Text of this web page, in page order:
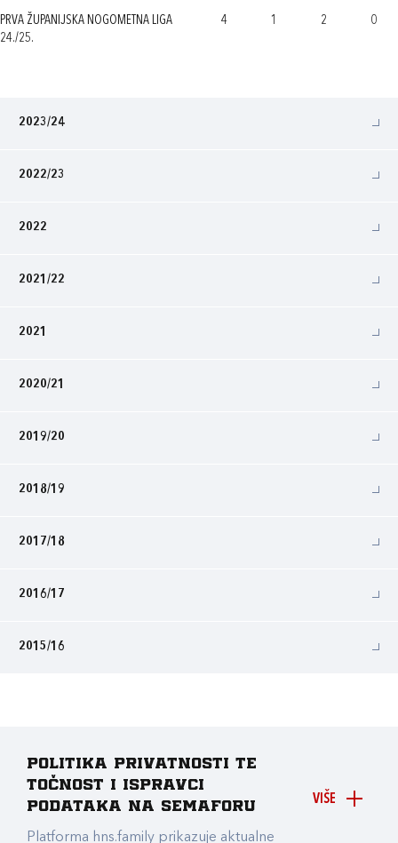
PRVA ŽUPANIJSKA NOGOMETNA LIGA
24./25.
4 1 2 0
2023/24
2022/23
2022
2021/22
2021
2020/21
2019/20
2018/19
2017/18
2016/17
2015/16
VIŠE
Politika privatnosti te
točnost i ispravci
podataka na Semaforu
Platforma hns.family prikazuje aktualne